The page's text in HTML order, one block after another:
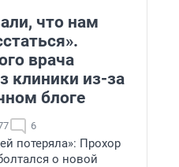
что нам
врача
клиники из-за
блоге
6
потеряла»: Прохор
о новой